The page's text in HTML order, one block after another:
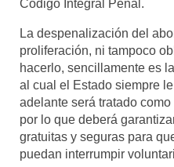
Código Integral Penal.
La despenalización del
proliferación, ni tampoco
hacerlo, sencillamente es
al cual el Estado siempre
adelante será tratado
por lo que deberá
gratuitas y seguras para
puedan interrumpir